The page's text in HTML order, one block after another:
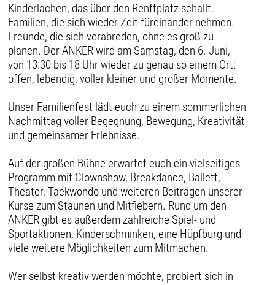
Kinderlachen, das über den Renftplatz schallt.
Familien, die sich wieder Zeit füreinander nehmen.
Freunde, die sich verabreden, ohne es groß zu
planen. Der ANKER wird am Samstag, den 6. Juni,
von 13:30 bis 18 Uhr wieder zu genau so einem Ort:
offen, lebendig, voller kleiner und großer Momente.
Unser Familienfest lädt euch zu einem sommerlichen
Nachmittag voller Begegnung, Bewegung, Kreativität
und gemeinsamer Erlebnisse.
Auf der großen Bühne erwartet euch ein vielseitiges
Programm mit Clownshow, Breakdance, Ballett,
Theater, Taekwondo und weiteren Beiträgen unserer
Kurse zum Staunen und Mitfiebern. Rund um den
ANKER gibt es außerdem zahlreiche Spiel- und
Sportaktionen, Kinderschminken, eine Hüpfburg und
viele weitere Möglichkeiten zum Mitmachen.
Wer selbst kreativ werden möchte, probiert sich in